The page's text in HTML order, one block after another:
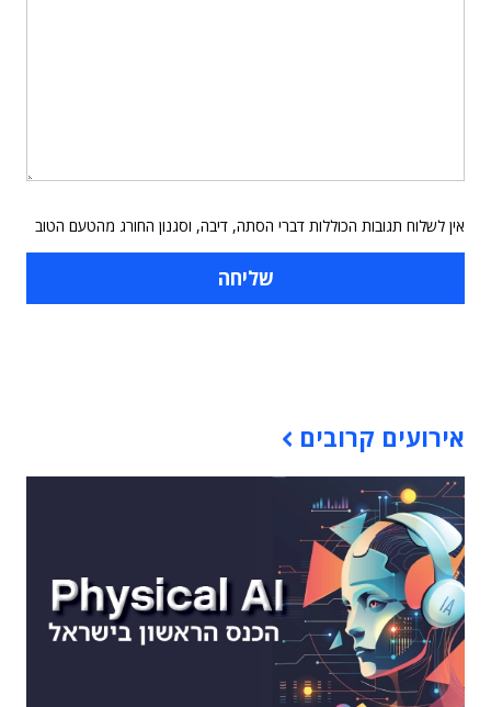
אין לשלוח תגובות הכוללות דברי הסתה, דיבה, וסגנון החורג מהטעם הטוב
אירועים קרובים